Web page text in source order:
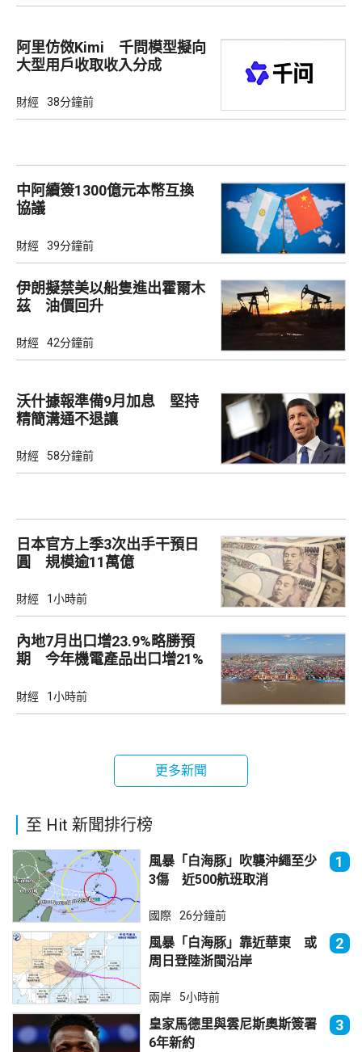
阿里仿傚Kimi 千問模型擬向
大型用戶收取收入分成
財經 38分鐘前
中阿續簽1300億元本幣互換
協議
財經 39分鐘前
伊朗擬禁美以船隻進出霍爾木
茲 油價回升
財經 42分鐘前
沃什據報準備9月加息 堅持
精簡溝通不退讓
財經 58分鐘前
日本官方上季3次出手干預日
圓 規模逾11萬億
財經 1小時前
內地7月出口增23.9%略勝預
期 今年機電產品出口增21%
財經 1小時前
更多新聞
至 Hit 新聞排行榜
風暴「白海豚」吹襲沖繩至少
3傷 近500航班取消
1
國際 26分鐘前
風暴「白海豚」靠近華東 或
周日登陸浙閩沿岸
2
兩岸 5小時前
皇家馬德里與雲尼斯奧斯簽署
6年新約
3